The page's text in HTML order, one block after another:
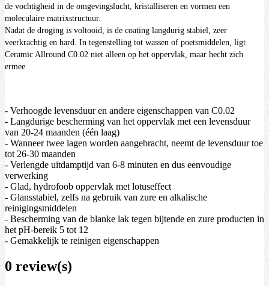
de vochtigheid in de omgevingslucht, kristalliseren en vormen een
moleculaire matrixstructuur.
Nadat de droging is voltooid, is de coating langdurig stabiel, zeer
veerkrachtig en hard. In tegenstelling tot wassen of poetsmiddelen, ligt
Ceramic Allround C0.02 niet alleen op het oppervlak, maar hecht zich
ermee
- Verhoogde levensduur en andere eigenschappen van C0.02
- Langdurige bescherming van het oppervlak met een levensduur
van 20-24 maanden (één laag)
- Wanneer twee lagen worden aangebracht, neemt de levensduur toe
tot 26-30 maanden
- Verlengde uitdamptijd van 6-8 minuten en dus eenvoudige
verwerking
- Glad, hydrofoob oppervlak met lotuseffect
- Glansstabiel, zelfs na gebruik van zure en alkalische
reinigingsmiddelen
- Bescherming van de blanke lak tegen bijtende en zure producten in
het pH-bereik 5 tot 12
- Gemakkelijk te reinigen eigenschappen
0 review(s)